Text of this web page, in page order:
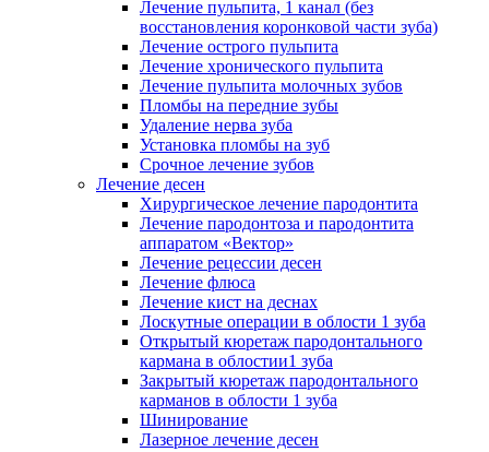
Лечение пульпита, 1 канал (без
восстановления коронковой части зуба)
Лечение острого пульпита
Лечение хронического пульпита
Лечение пульпита молочных зубов
Пломбы на передние зубы
Удаление нерва зуба
Установка пломбы на зуб
Срочное лечение зубов
Лечение десен
Хирургическое лечение пародонтита
Лечение пародонтоза и пародонтита
аппаратом «Вектор»
Лечение рецессии десен
Лечение флюса
Лечение кист на деснах
Лоскутные операции в облости 1 зуба
Открытый кюретаж пародонтального
кармана в облостии1 зуба
Закрытый кюретаж пародонтального
карманов в облости 1 зуба
Шинирование
Лазерное лечение десен